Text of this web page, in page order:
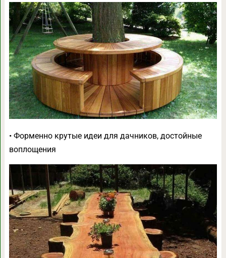
• Форменно крутые идеи для дачников, достойные
воплощения